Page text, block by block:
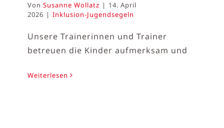
Von Susanne Wollatz | 14. April
2026 | Inklusion-Jugendsegeln
Unsere Trainerinnen und Trainer
betreuen die Kinder aufmerksam und
Weiterlesen